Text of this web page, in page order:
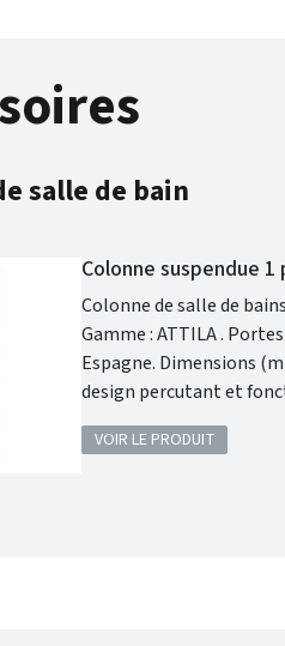
salle de bain
Colonne suspendue 1
Colonne de salle de bains Attila :
Gamme : ATTILA . Portes : 1 porte. Poignée intégrée . Finition extérieure : Green Satin . Fabriqué en
Espagne. Dimensions (mm) : Haut. 1400 x Long. 240 x Larg. 300 . Garantie 5 ans . Avec Attila Salgar, alliez un
design percutant et
style grâce à une
VOIR LE PRODUIT